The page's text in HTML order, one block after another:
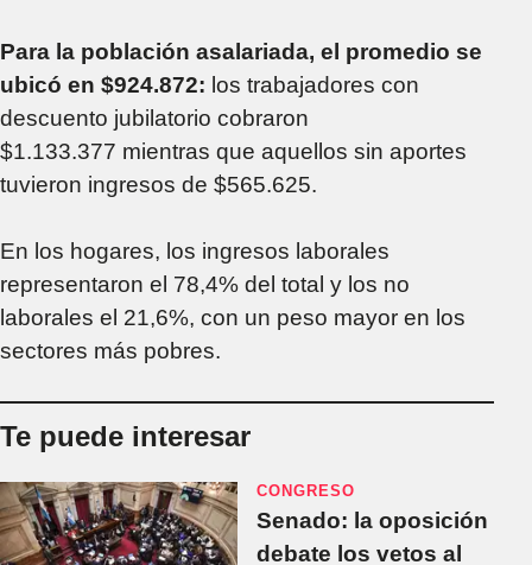
Para la población asalariada, el promedio se
ubicó en $924.872: los trabajadores con
descuento jubilatorio cobraron
$1.133.377 mientras que aquellos sin aportes
tuvieron ingresos de $565.625.
En los hogares, los ingresos laborales
representaron el 78,4% del total y los no
laborales el 21,6%, con un peso mayor en los
sectores más pobres.
Te puede interesar
CONGRESO
Senado: la oposición
debate los vetos al